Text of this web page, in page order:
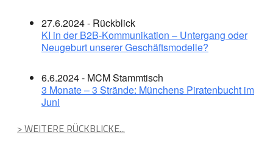
27.6.2024 - Rückblick
KI in der B2B-Kommunikation – Untergang oder
Neugeburt unserer Geschäftsmodelle?
6.6.2024 - MCM Stammtisch
3 Monate – 3 Strände: Münchens Piratenbucht im
Juni
> WEITERE RÜCKBLICKE...